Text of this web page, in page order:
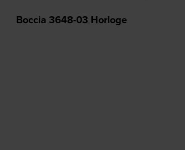
Boccia 3648-03 Horloge